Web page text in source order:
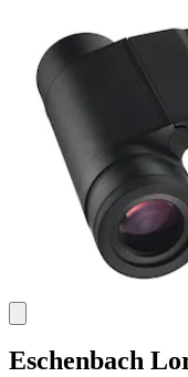
Eschenbach